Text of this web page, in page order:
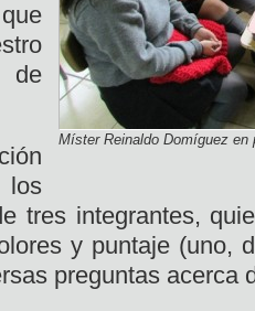
Míster Reinaldo Domíguez en
los
tres integrantes,
y puntaje (uno,
preguntas acerca